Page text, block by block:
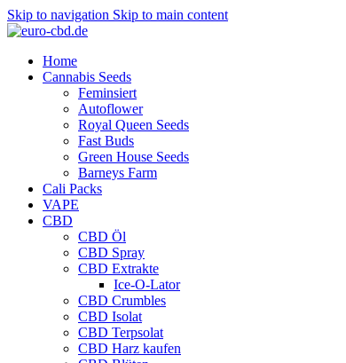
Skip to navigation Skip to main content
Home
Cannabis Seeds
Feminsiert
Autoflower
Royal Queen Seeds
Fast Buds
Green House Seeds
Barneys Farm
Cali Packs
VAPE
CBD
CBD Öl
CBD Spray
CBD Extrakte
Ice-O-Lator
CBD Crumbles
CBD Isolat
CBD Terpsolat
CBD Harz kaufen